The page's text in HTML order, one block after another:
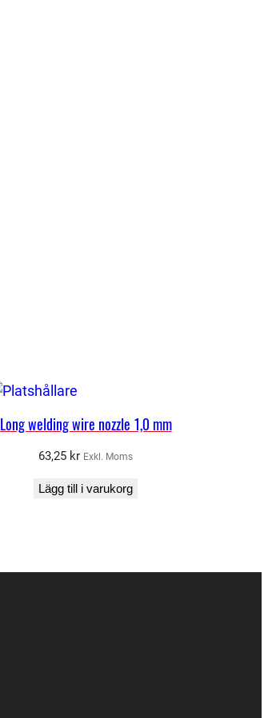
Long welding wire nozzle 1,0 mm
63,25 kr Exkl. Moms
Lägg till i varukorg